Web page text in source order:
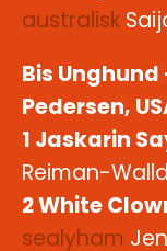
australisk
Bis
Pedersen,
1 Jaskarin
Reiman-
2 White
sealyham